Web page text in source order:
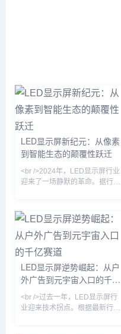
LED显示屏新纪元：从像素
到智能生态的颠覆性跃迁
<br />2024年，LED显示屏行业
迎来了一场静默的革命。据行业
次突破99.9%，这意味着困扰业
界十年的成本壁垒开始崩塌。三
星、索尼以及中国厂商京东方、
三安光电均在近日发布了新一代
Micro LED显示屏，像素间距首
次下探至0.1毫米以下，亮度超
过10,000尼特，对比度接近无
者透露：“在阳光下观看Mi
LED显示屏逆势崛起：从户
外广告到元宇宙入口的千亿
赛道
<br />过去一年，LED显示屏行
业迎来技术拐点。根据最新行业